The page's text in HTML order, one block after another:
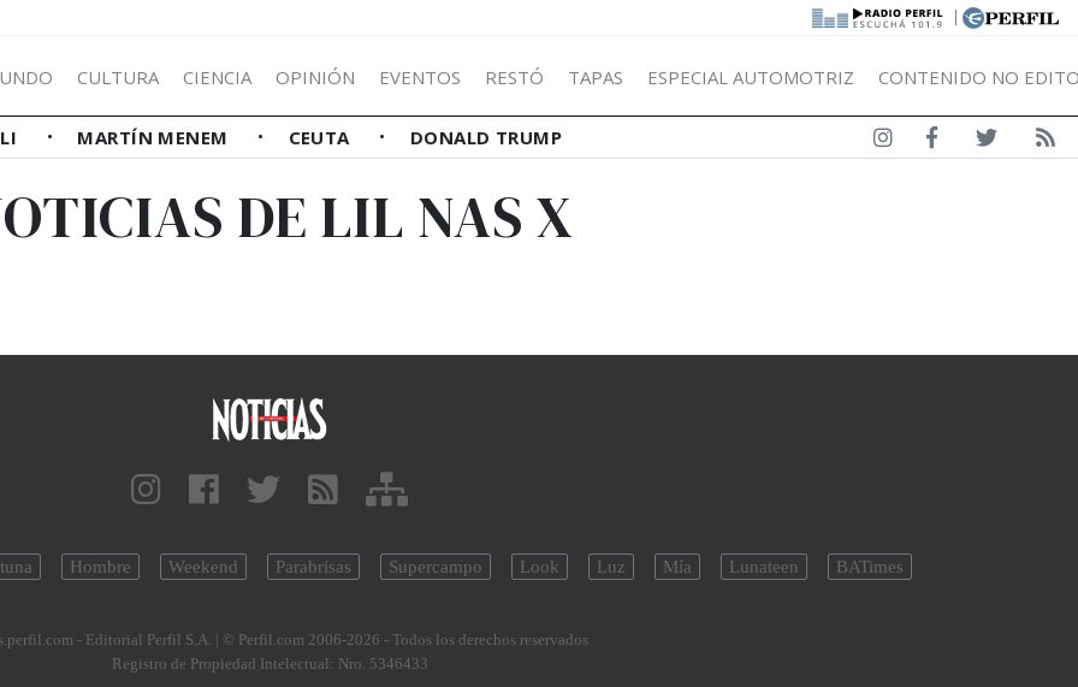
|
CULTURA CIENCIA OPINIÓN EVENTOS RESTÓ TAPAS ESPECIAL AUTOMOTRIZ CONTENIDO NO
MARTÍN MENEM CEUTA DONALD TRUMP
DE LIL NAS X
Hombre Weekend Parabrisas Supercampo Look Luz Mía Lunateen BATimes
- Editorial Perfil S.A. | © Perfil.com 2006-2026 - Todos los derechos reservados
Registro de Propiedad Intelectual: Nro. 5346433